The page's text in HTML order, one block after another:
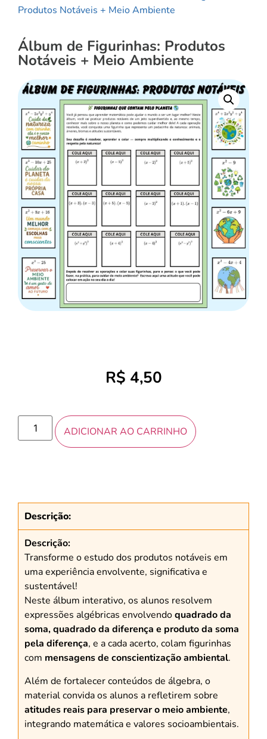
Produtos Notáveis + Meio Ambiente
Álbum de Figurinhas: Produtos
Notáveis + Meio Ambiente
R$ 4,50
ADICIONAR AO CARRINHO
Descrição:
Descrição:
Transforme o estudo dos produtos notáveis em
uma experiência envolvente, significativa e
sustentável!
Neste álbum interativo, os alunos resolvem
expressões algébricas envolvendoquadrado da
soma, quadrado da diferença e produto da soma
pela diferença, e a cada acerto, colam figurinhas
com mensagens de conscientização ambiental.
Além de fortalecer conteúdos de álgebra, o
material convida os alunos a refletirem sobre
atitudes reais para preservar o meio ambiente,
integrando matemática e valores socioambientais.